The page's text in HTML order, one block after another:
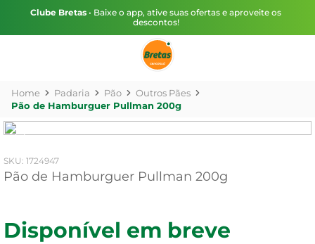
Clube Bretas • Baixe o app, ative suas ofertas e aproveite os
descontos!
Padaria Pão
Outros Pães
Pão de Hamburguer Pullman 200g
: 1724947
Pão de Hamburguer Pullman 200g
Disponível em breve